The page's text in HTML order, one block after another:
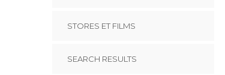
STORES ET FILMS
SEARCH RESULTS